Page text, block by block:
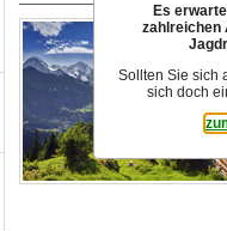
Es
zahlreichen
Sollten Sie sich
sich doch